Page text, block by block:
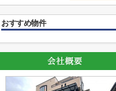
おすすめ物件